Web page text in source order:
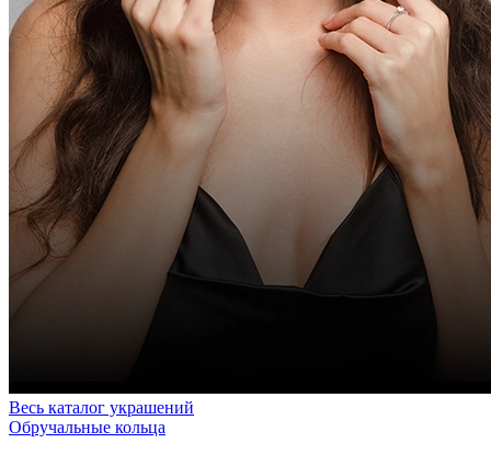
Весь каталог украшений
Обручальные кольца